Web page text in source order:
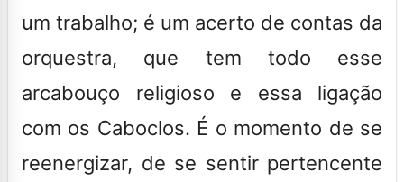
um trabalho; é um acerto de contas da
orquestra, que tem todo esse
arcabouço religioso e essa ligação
com os Caboclos. É o momento de se
reenergizar, de se sentir pertencente